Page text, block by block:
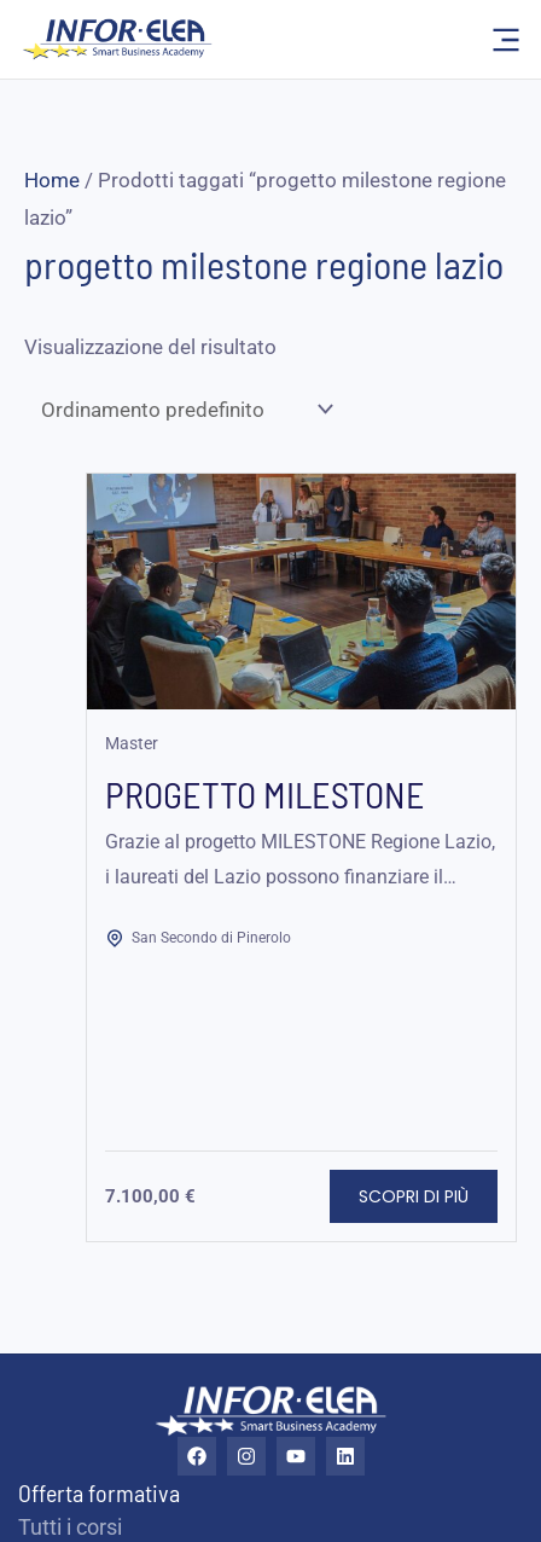
Home / Prodotti taggati “progetto milestone regione
lazio”
progetto milestone regione lazio
Visualizzazione del risultato
Master
PROGETTO MILESTONE
Grazie al progetto MILESTONE Regione Lazio,
i laureati del Lazio possono finanziare il
+... San Secondo di Pinerolo
7.100,00 € SCOPRI DI PIÙ
F
a
I
n
Y
o
L
i
Offerta formativa
Tutti i corsi